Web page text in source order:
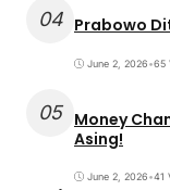
04 Prabowo
June 2, 2026•65
05 Money
Asing!
June 2, 2026•41